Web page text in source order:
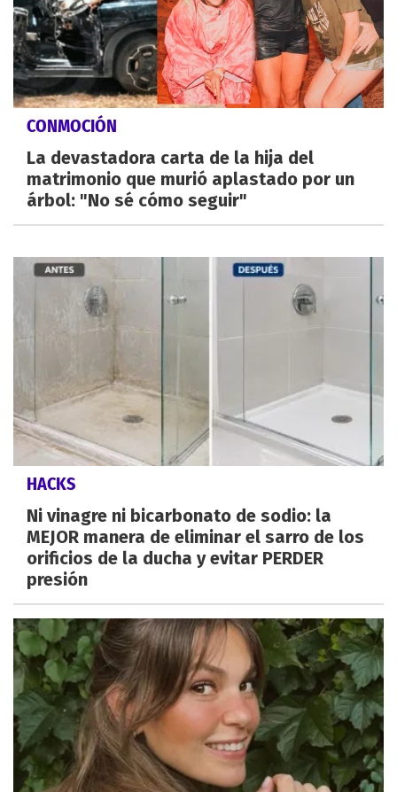
CONMOCIÓN
La devastadora carta de la hija del
matrimonio que murió aplastado por un
árbol: "No sé cómo seguir"
HACKS
Ni vinagre ni bicarbonato de sodio: la
MEJOR manera de eliminar el sarro de los
orificios de la ducha y evitar PERDER
presión